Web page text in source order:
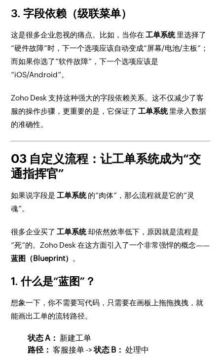
3. 字段依赖（级联菜单）
这是很多企业忽视的痛点。比如，当你在工单系统里选择了
“硬件故障”时，下一个选项应该自动变成“屏幕/电池/主板”；
而如果你选了“软件故障”，下一个选项应该是
“iOS/Android”。
Zoho Desk 支持这种强大的字段依赖关系。这不仅减少了客
服的操作步骤，更重要的是，它保证了工单系统里录入数据
的准确性。
03 自定义流程：让工单系统成为“交
通指挥官”
如果说字段是工单系统的“肉体”，那么流程就是它的“灵
魂”。
很多企业买了工单系统却依然效率低下，原因就是流程是
“死”的。Zoho Desk 在这方面引入了一个非常强悍的概念——
蓝图（Blueprint） 。
1. 什么是“蓝图”？
想象一下，你不需要写代码，只需要在画板上拖拖拽拽，就
能画出工单的流转路径。
状态 A： 新建工单
路径： 客服接单 ->状态 B： 处理中